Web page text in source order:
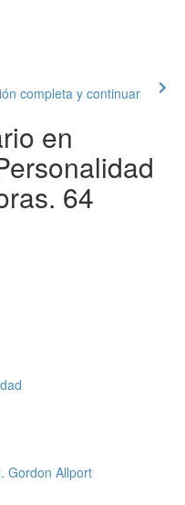
completa y continuar
en
64
Gordon Allport